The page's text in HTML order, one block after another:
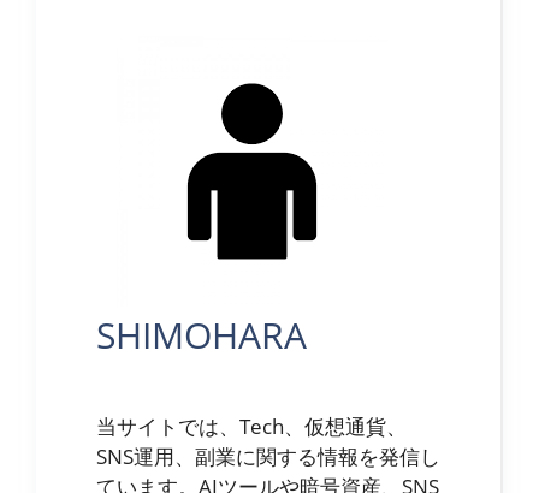
SHIMOHARA
当サイトでは、Tech、仮想通貨、
SNS運用、副業に関する情報を発信し
ています。AIツールや暗号資産、SNS